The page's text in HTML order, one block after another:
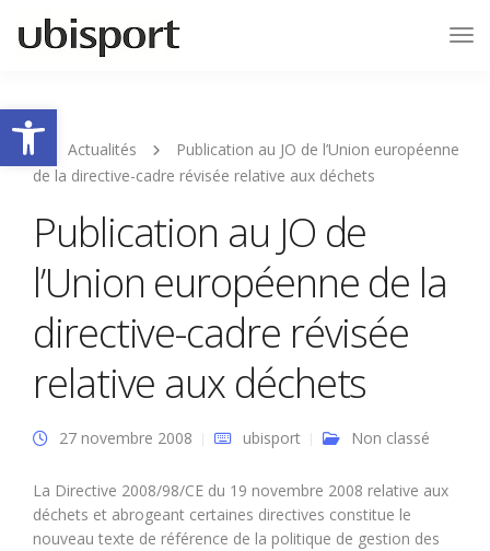
Ouvrir la barre d’outils
Actualités
Publication au JO de l’Union européenne
de la directive-cadre révisée relative aux déchets
Publication au JO de
l’Union européenne de la
directive-cadre révisée
relative aux déchets
27 novembre 2008 ubisport Non classé
La Directive 2008/98/CE du 19 novembre 2008 relative aux
déchets et abrogeant certaines directives constitue le
nouveau texte de référence de la politique de gestion des